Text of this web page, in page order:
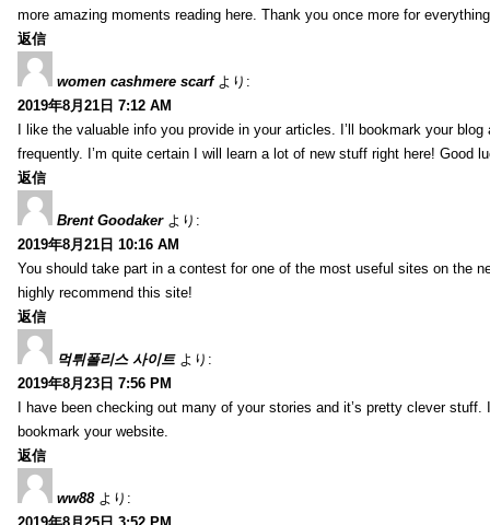
more amazing moments reading here. Thank you once more for
返信
women cashmere scarf より:
2019年8月21日 7:12 AM
I like the valuable info you provide in your articles. I’ll bookmark your blog
frequently. I’m quite certain I will learn a lot of new stuff right here! Good
返信
Brent Goodaker より:
2019年8月21日 10:16 AM
You should take part in a contest for one of the most useful sites on the
highly recommend this site!
返信
먹튀폴리스 사이트 より:
2019年8月23日 7:56 PM
I have been checking out many of your stories and it’s pretty clever stuff.
bookmark your website.
返信
ww88 より:
2019年8月25日 3:52 PM